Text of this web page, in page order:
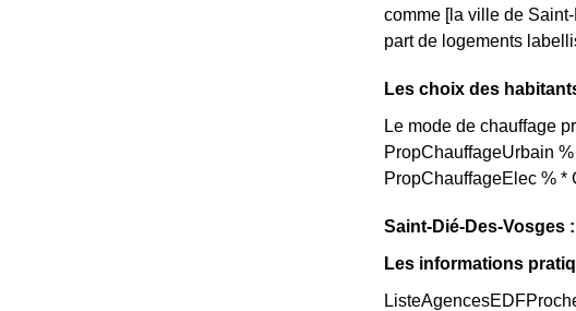
comme [la ville de
part de logements
Les choix des
Le mode de chauffage
PropChauffageUrbain
PropChauffageElec % *
Saint-Dié-Des-Vosges
Les informations